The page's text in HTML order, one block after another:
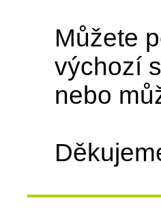
Můžete
výchozí
nebo